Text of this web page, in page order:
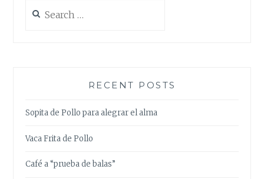
for:
RECENT POSTS
Sopita de Pollo para alegrar el alma
Vaca Frita de Pollo
Café a “prueba de balas”